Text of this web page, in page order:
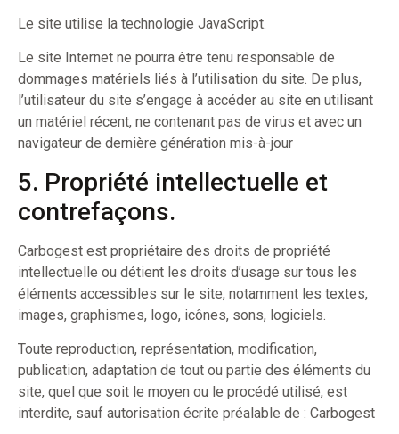
Le site utilise la technologie JavaScript.
Le site Internet ne pourra être tenu responsable de
dommages matériels liés à l’utilisation du site. De plus,
l’utilisateur du site s’engage à accéder au site en utilisant
un matériel récent, ne contenant pas de virus et avec un
navigateur de dernière génération mis-à-jour
5. Propriété intellectuelle et
contrefaçons.
Carbogest est propriétaire des droits de propriété
intellectuelle ou détient les droits d’usage sur tous les
éléments accessibles sur le site, notamment les textes,
images, graphismes, logo, icônes, sons, logiciels.
Toute reproduction, représentation, modification,
publication, adaptation de tout ou partie des éléments du
site, quel que soit le moyen ou le procédé utilisé, est
interdite, sauf autorisation écrite préalable de : Carbogest